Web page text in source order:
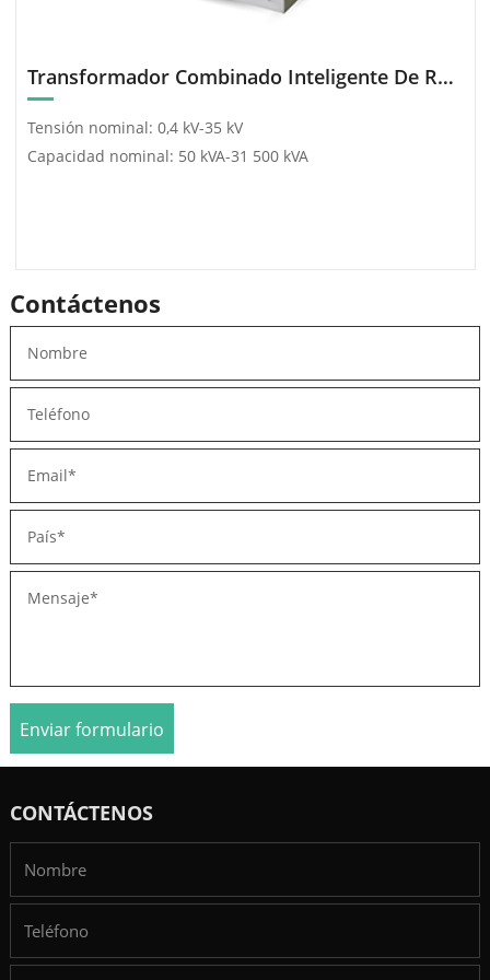
Transformador Combinado Inteligente De Regulación De Capacidad Y Tensión En Carga
Tensión nominal: 0,4 kV-35 kV
Capacidad nominal: 50 kVA-31 500 kVA
Contáctenos
Enviar formulario
CONTÁCTENOS